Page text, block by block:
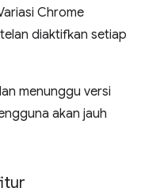
Chrome
diaktifkan setiap
menunggu versi
akan jauh